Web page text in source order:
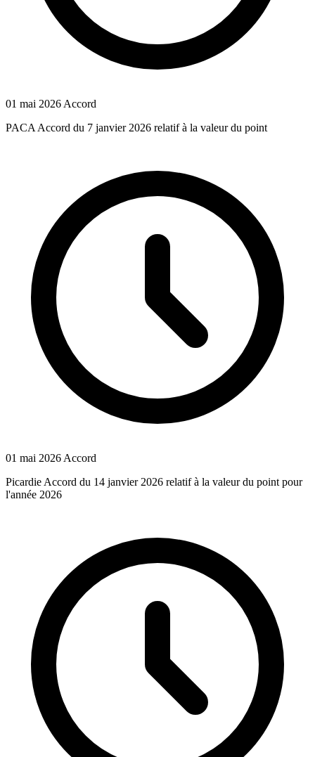
01 mai 2026 Accord
PACA Accord du 7 janvier 2026 relatif à la valeur du point
01 mai 2026 Accord
Picardie Accord du 14 janvier 2026 relatif à la valeur du point pour
l'année 2026